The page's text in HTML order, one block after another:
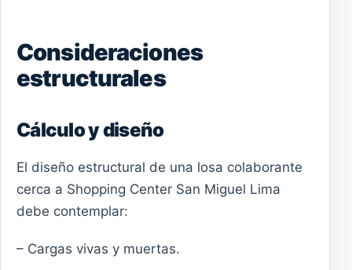
Consideraciones
estructurales
Cálculo y diseño
El diseño estructural de una losa colaborante
cerca a Shopping Center San Miguel Lima
debe contemplar:
– Cargas vivas y muertas.